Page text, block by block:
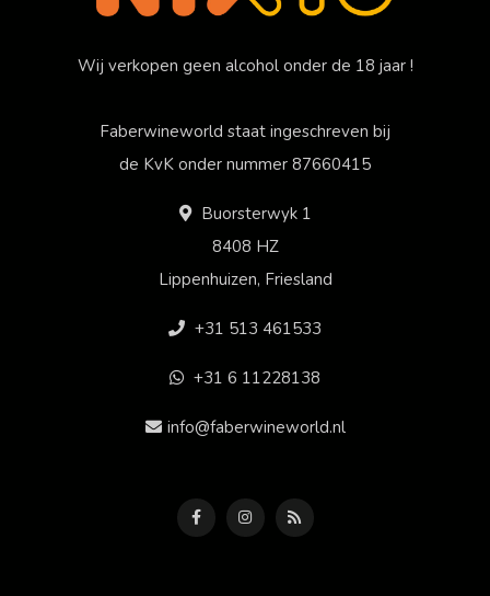
Wij verkopen geen alcohol onder de 18 jaar !
Faberwineworld staat ingeschreven bij
de KvK onder nummer 87660415
Buorsterwyk 1
8408 HZ
Lippenhuizen, Friesland
+31 513 461533
+31 6 11228138
info@faberwineworld.nl